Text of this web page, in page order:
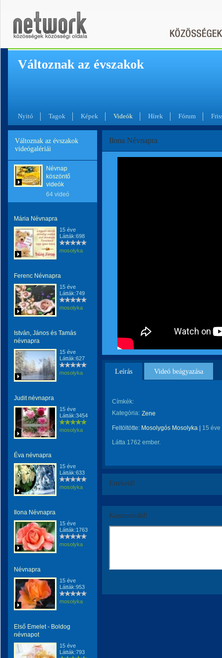
Változnak az évszakok
Nyitó Tagok Képek Videók Hírek Fórum
Változnak az évszakok
videógalériái
Névnap
köszöntő
videók
64 videó
Mária Névnapra
15 éve
Látták:698
mosolyka
Ferenc Névnapra
15 éve
Látták:749
mosolyka
István, János és Tamás
névnapra
15 éve
Látták:627
mosolyka
Judit névnapra
15 éve
Látták:3454
mosolyka
Éva névnapra
15 éve
Látták:633
mosolyka
Ilona Névnapra
15 éve
Látták:1763
mosolyka
Névnapra
15 éve
Látták:953
mosolyka
Első Emelet - Boldog
névnapot
15 éve
Látták:793
Ilona Névnapra
Leírás Videó beágyazása
Címkék:
Kategória: Zene
Feltöltötte: Mosolygós Mosolyka 15 éve
Látta 1762 ember.
Értékeld!
Kommentáld!